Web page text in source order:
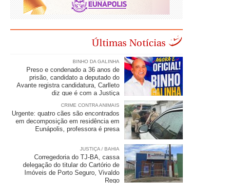
Últimas Notícias
BINHO DA GALINHA
Preso e condenado a 36 anos de
prisão, candidato a deputado do
Avante registra candidatura, Carlleto
diz que é com a Justiça
CRIME CONTRA ANIMAIS
Urgente: quatro cães são encontrados
em decomposição em residência em
Eunápolis, professora é presa
JUSTIÇA / BAHIA
Corregedoria do TJ-BA, cassa
delegação do titular do Cartório de
Imóveis de Porto Seguro, Vivaldo
Rego